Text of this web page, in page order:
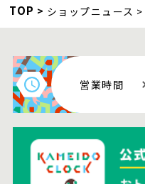
TOP ショップニュース
営業時間